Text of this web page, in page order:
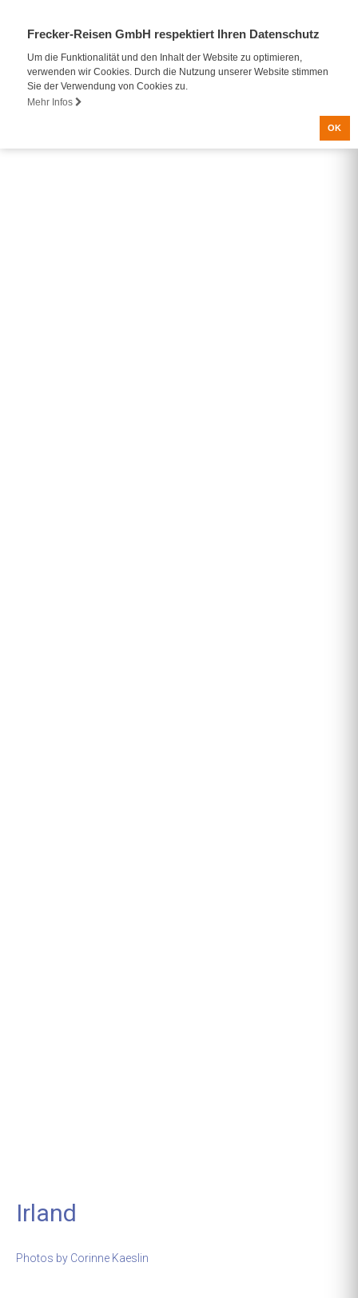
Frecker-Reisen GmbH respektiert Ihren Datenschutz
Um die Funktionalität und den Inhalt der Website zu optimieren,
verwenden wir Cookies. Durch die Nutzung unserer Website stimmen
Sie der Verwendung von Cookies zu.
Mehr Infos
OK
Irland
Photos by Corinne Kaeslin